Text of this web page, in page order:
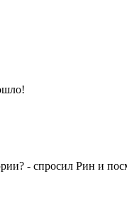
- спросил Рин и